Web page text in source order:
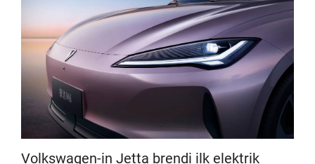
Volkswagen-in Jetta brendi ilk elektrik